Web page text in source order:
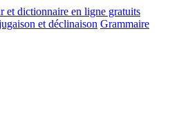
et déclinaison Grammaire